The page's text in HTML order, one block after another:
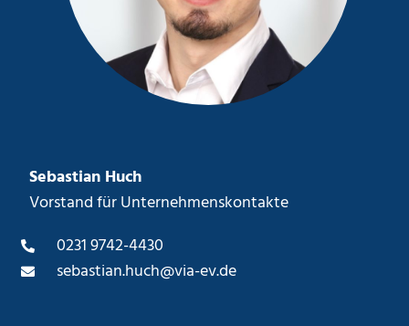
Sebastian Huch
Vorstand für Unternehmenskontakte
0231 9742-4430
sebastian.huch@via-ev.de